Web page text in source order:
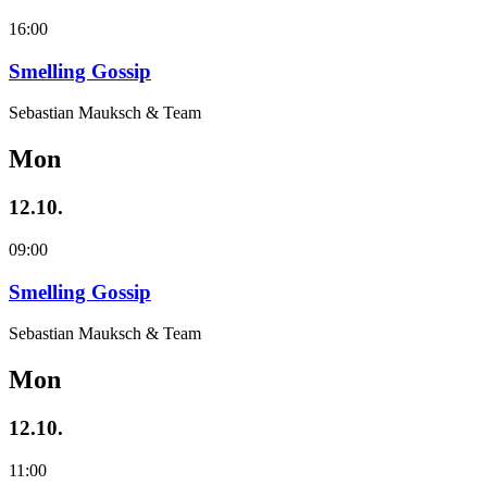
16:00
Smelling Gossip
Sebastian Mauksch & Team
Mon
12.10.
09:00
Smelling Gossip
Sebastian Mauksch & Team
Mon
12.10.
11:00